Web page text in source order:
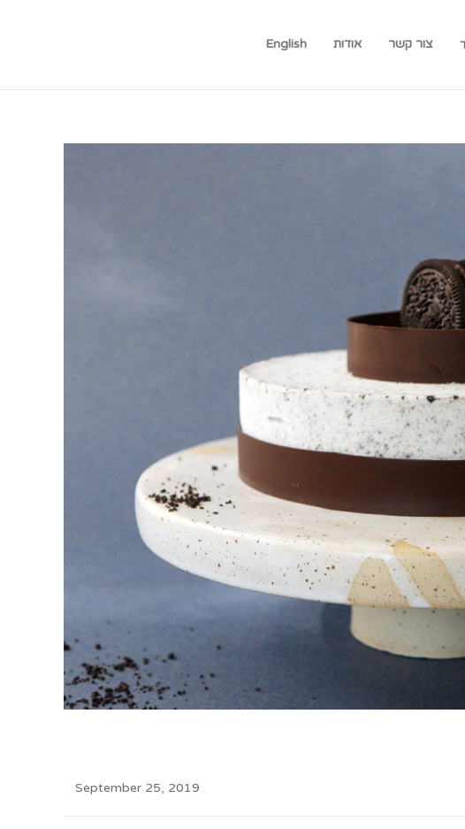
English אודות צור קשר
September 25, 2019